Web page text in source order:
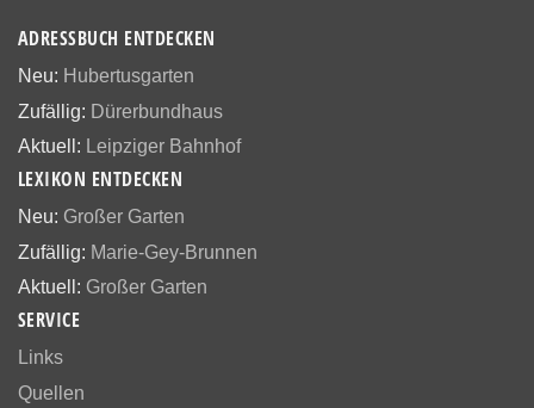
ADRESSBUCH ENTDECKEN
Neu: Hubertusgarten
Zufällig: Dürerbundhaus
Aktuell: Leipziger Bahnhof
LEXIKON ENTDECKEN
Neu: Großer Garten
Zufällig: Marie-Gey-Brunnen
Aktuell: Großer Garten
SERVICE
Links
Quellen